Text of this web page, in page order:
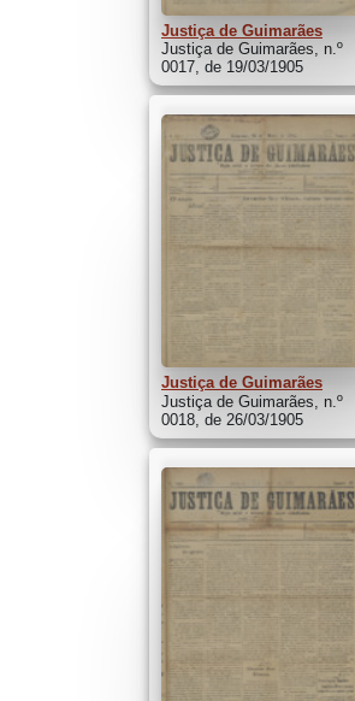
Justiça de Guimarães
Justiça de Guimarães, n.º
0017, de 19/03/1905
Justiça de Guimarães
Justiça de Guimarães, n.º
0018, de 26/03/1905